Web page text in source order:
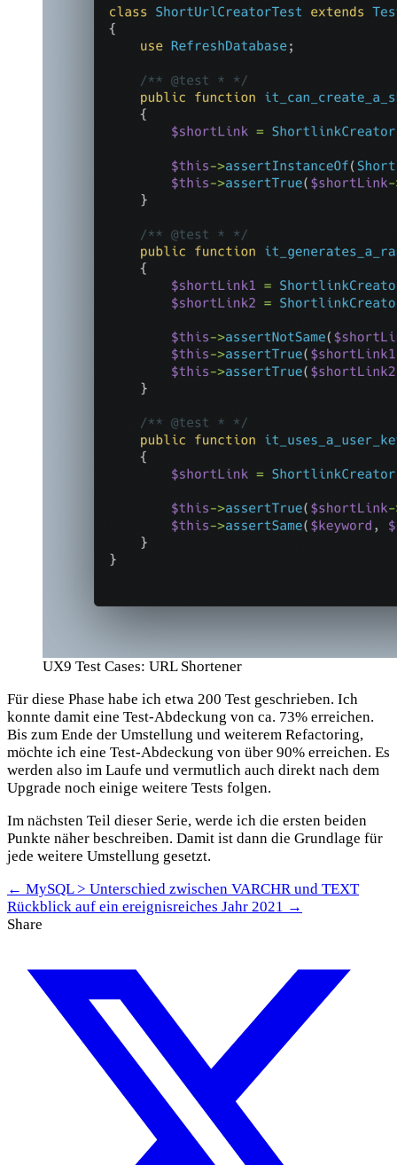
UX9 Test Cases: URL Shortener
Für diese Phase habe ich etwa 200 Test geschrieben. Ich
konnte damit eine Test-Abdeckung von ca. 73% erreichen.
Bis zum Ende der Umstellung und weiterem Refactoring,
möchte ich eine Test-Abdeckung von über 90% erreichen. Es
werden also im Laufe und vermutlich auch direkt nach dem
Upgrade noch einige weitere Tests folgen.
Im nächsten Teil dieser Serie, werde ich die ersten beiden
Punkte näher beschreiben. Damit ist dann die Grundlage für
jede weitere Umstellung gesetzt.
← MySQL > Unterschied zwischen VARCHR und TEXT
Rückblick auf ein ereignisreiches Jahr 2021 →
Share